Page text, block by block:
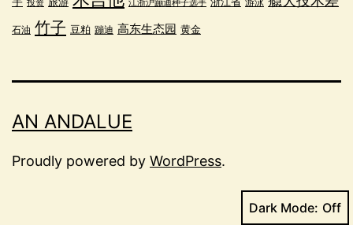
投资 江浙沪蹦迪种子选手 游泳
石油 竹子 豆粕 蹦迪 高东生态园 黄金
AN ANDALUE
Proudly powered by WordPress.
Dark Mode: